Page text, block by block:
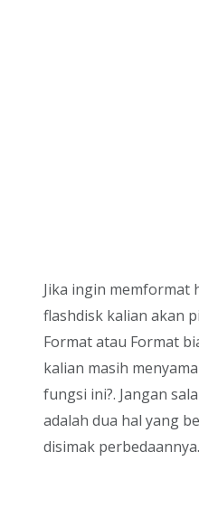
Jika ingin memformat
flashdisk kalian akan
Format atau Format
kalian masih
fungsi ini?. Jangan
adalah dua hal yang
disimak perbedaannya.